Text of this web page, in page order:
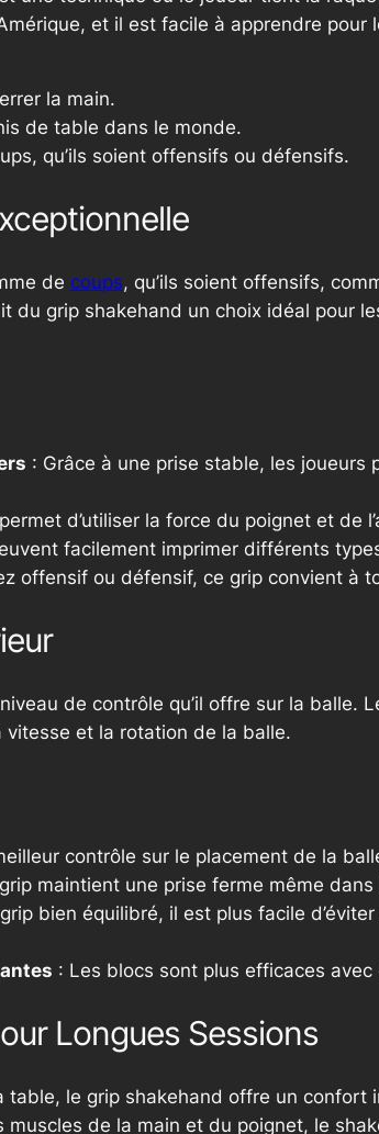
et il est facile à apprendre
la main.
de table dans le monde.
qu’ils soient offensifs ou défensifs.
de coups, qu’ils soient offensifs,
du grip shakehand un choix idéal pour
: Grâce à une prise stable, les
d’utiliser la force du poignet et de
facilement imprimer différents
offensif ou défensif, ce grip convient à
de contrôle qu’il offre sur la balle.
et la rotation de la balle.
contrôle sur le placement de la
maintient une prise ferme même
bien équilibré, il est plus facile
: Les blocs sont plus efficaces avec
Longues Sessions
table, le grip shakehand offre un confort
de la main et du poignet, le